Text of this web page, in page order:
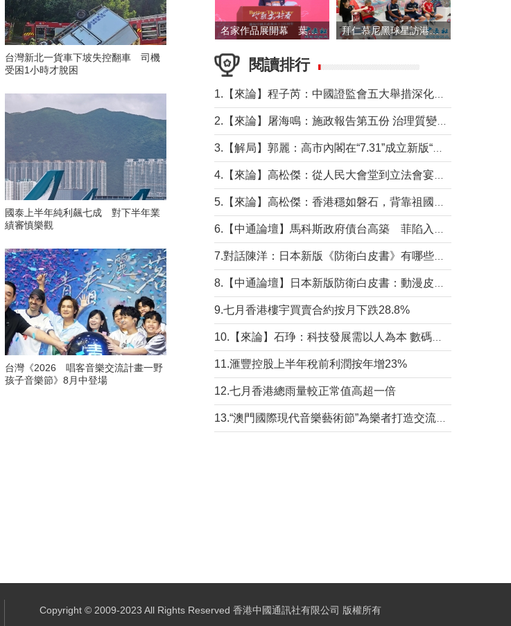
台灣新北一貨車下坡失控翻車 司機
受困1小時才脫困
國泰上半年純利飆七成 對下半年業
績審慎樂觀
台灣《2026 唱客音樂交流計畫一野
孩子音樂節》8月中登場
名家作品展開幕 葉劉淑儀出席並致辭 拜仁慕尼黑球星訪港 與球迷近距離互動
閱讀排行
9.七月香港樓宇買賣合約按月下跌28.8%
11.滙豐控股上半年稅前利潤按年增23%
12.七月香港總雨量較正常值高超一倍
Copyright © 2009-2023 All Rights Reserved 香港中國通訊社有限公司 版權所有